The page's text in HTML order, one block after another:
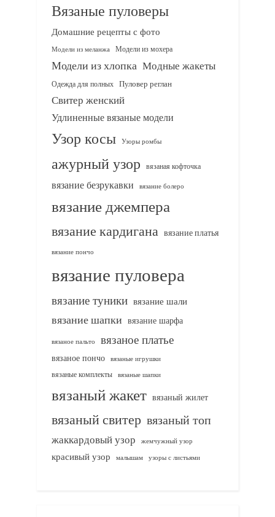
Вязаные пуловеры
Домашние рецепты с фото
Модели из меланжа Модели из мохера
Модели из хлопка Модные жакеты
Одежда для полных Пуловер реглан
Свитер женский
Удлиненные вязаные модели
Узор косы Узоры ромбы
ажурный узор вязаная кофточка
вязание безрукавки вязание болеро
вязание джемпера
вязание кардигана вязание платья
вязание пончо
вязание пуловера
вязание туники вязание шали
вязание шапки вязание шарфа
вязаное пальто вязаное платье
вязаное пончо вязаные игрушки
вязаные комплекты
вязаные шапки
вязаный жакет вязаный жилет
вязаный свитер вязаный топ
жаккардовый узор жемчужный узор
красивый узор малышам узоры с листьями